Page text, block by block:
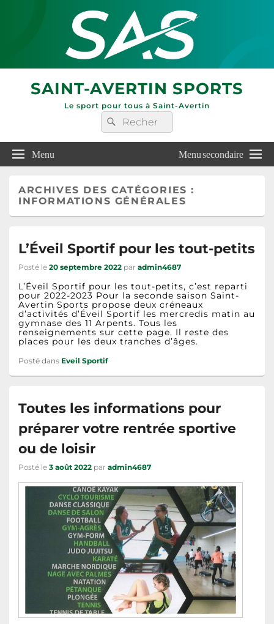
SAINT-AVERTIN SPORTS
Le sport pour tous à Saint-Avertin
Recherche :
Rechercher
Menu Menu secondaire
ARCHIVES DES CATÉGORIES :
INFORMATIONS GÉNÉRALES
L’Éveil Sportif pour les tout-petits
Posté le 20 septembre 2022 par admin4687
L’Éveil Sportif pour les tout-petits, c’est reparti
pour 2022-2023 Pour la seconde saison Saint-
Avertin Sports propose deux créneaux
d’activités d’Éveil Sportif les mercredis matin au
gymnase des 11 Arpents. Tous les
renseignements sur cette page. Il reste des
places pour les deux tranches d’âges.
Posté dans Eveil Sportif
Toutes les informations pour
préparer votre rentrée sportive
ou de loisir
Posté le 3 août 2022 par admin4687